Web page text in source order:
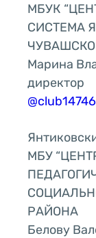
МБУК
СИСТЕМА
Марина
директор
МБУ
РАЙОНА
Белову